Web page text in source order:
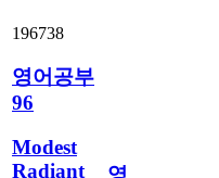
196738
영어공부
96
Modest
Radiant